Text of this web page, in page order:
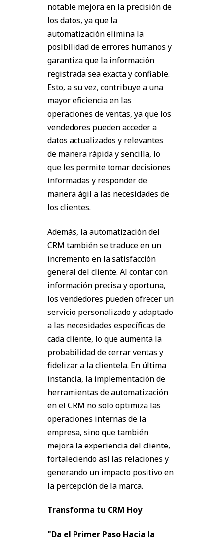
notable mejora en la precisión de
los datos, ya que la
automatización elimina la
posibilidad de errores humanos y
garantiza que la información
registrada sea exacta y confiable.
Esto, a su vez, contribuye a una
mayor eficiencia en las
operaciones de ventas, ya que los
vendedores pueden acceder a
datos actualizados y relevantes
de manera rápida y sencilla, lo
que les permite tomar decisiones
informadas y responder de
manera ágil a las necesidades de
los clientes.
Además, la automatización del
CRM también se traduce en un
incremento en la satisfacción
general del cliente. Al contar con
información precisa y oportuna,
los vendedores pueden ofrecer un
servicio personalizado y adaptado
a las necesidades específicas de
cada cliente, lo que aumenta la
probabilidad de cerrar ventas y
fidelizar a la clientela. En última
instancia, la implementación de
herramientas de automatización
en el CRM no solo optimiza las
operaciones internas de la
empresa, sino que también
mejora la experiencia del cliente,
fortaleciendo así las relaciones y
generando un impacto positivo en
la percepción de la marca.
Transforma tu CRM Hoy
"Da el Primer Paso Hacia la